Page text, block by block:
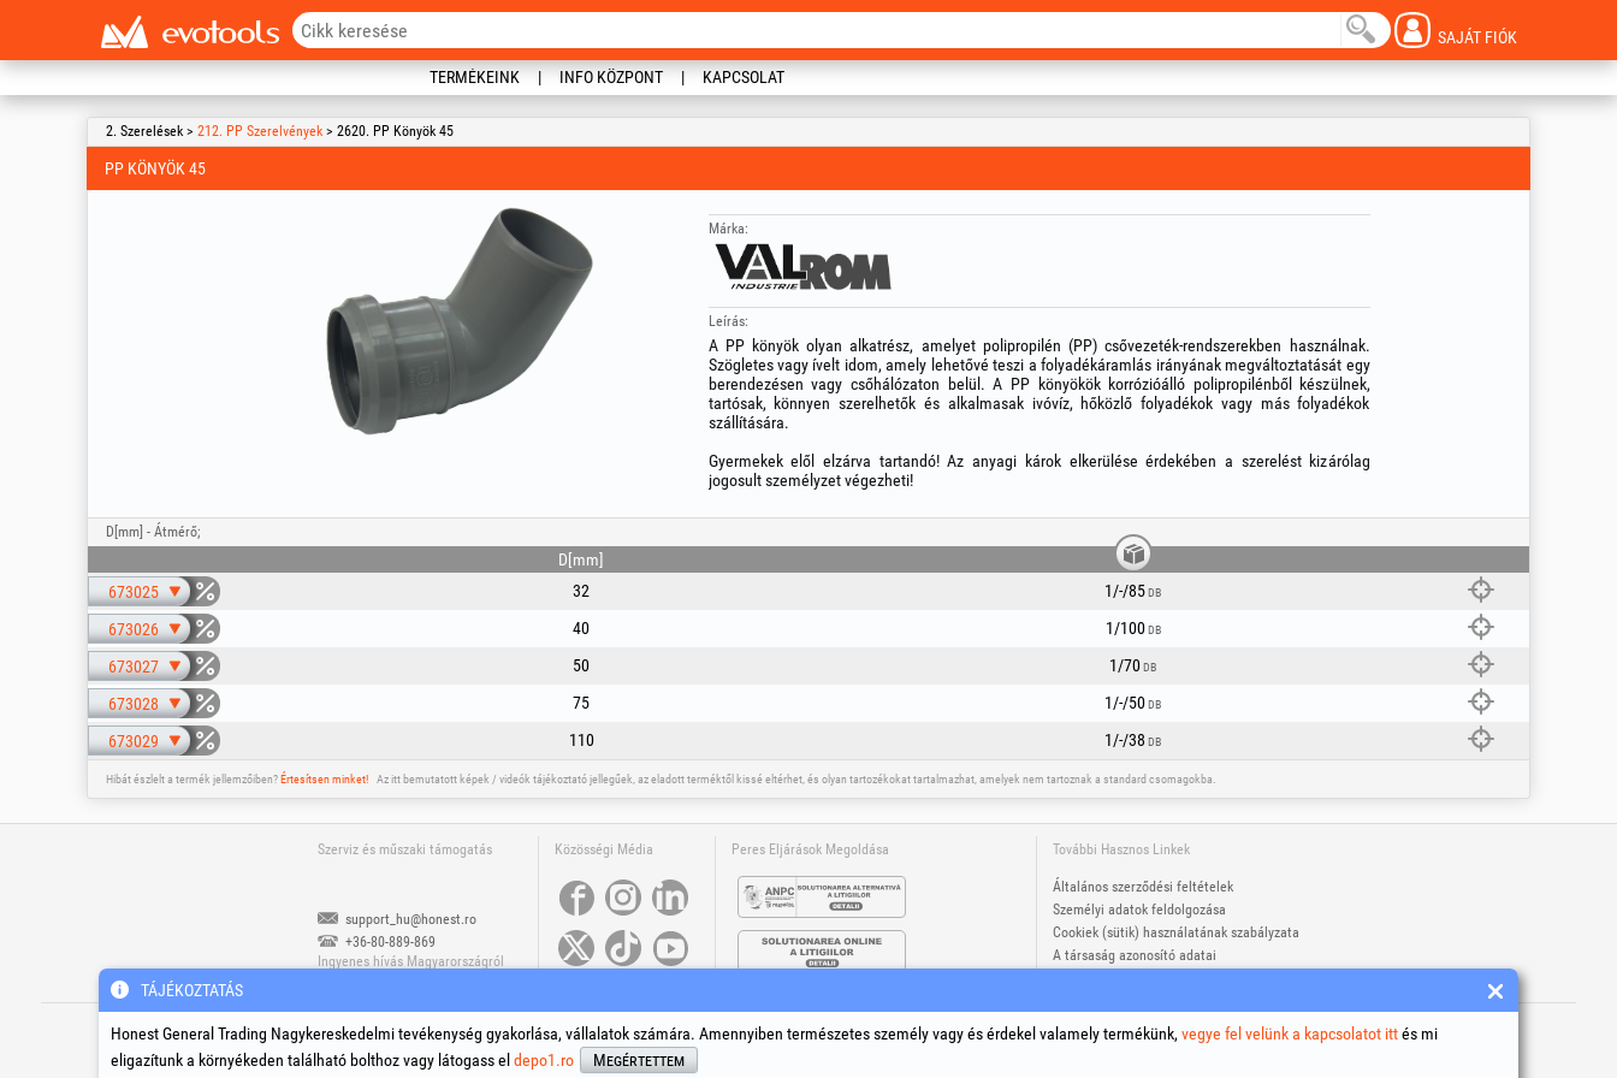
SAJÁT FIÓK
TERMÉKEINK INFO KÖZPONT KAPCSOLAT
2. Szerelések > 212. PP Szerelvények > 2620. PP Könyök 45
PP KÖNYÖK 45
Márka:
Leírás:
A PP könyök olyan alkatrész, amelyet polipropilén (PP) csővezeték-rendszerekben használnak.
Szögletes vagy ívelt idom, amely lehetővé teszi a folyadékáramlás irányának megváltoztatását egy
berendezésen vagy csőhálózaton belül. A PP könyökök korrózióálló polipropilénből készülnek,
tartósak, könnyen szerelhetők és alkalmasak ivóvíz, hőközlő folyadékok vagy más folyadékok
szállítására.
Gyermekek elől elzárva tartandó! Az anyagi károk elkerülése érdekében a szerelést kizárólag
jogosult személyzet végezheti!
D[mm] - Átmérő;
D[mm]
673025
32 1/-/85DB
673026 40 1/100DB
673027 50 1/70DB
673028 75 1/-/50DB
673029 110 1/-/38 DB
Hibát észlelt a termék jellemzőiben?Értesítsen minket! Az itt bemutatott képek / videók tájékoztató jellegűek, az eladott terméktől kissé eltérhet, és olyan tartozékokat tartalmazhat, amelyek nem tartoznak a standard csomagokba.
Szerviz és műszaki támogatás
support_hu@honest.ro
+36-80-889-869
Ingyenes hívás Magyarországról
Közösségi Média Peres Eljárások Megoldása További Hasznos Linkek
Általános szerződési feltételek
Személyi adatok feldolgozása
Cookiek (sütik) használatának szabályzata
A társaság azonosító adatai
HGT®, EvoTools®, EvoSanitary®, EvoTools +Plus®, EvoSanitary +Plus®, EvoSelect®, EPTO®, EPTO Plus®, PowerForProfessionals®és azok logójai bejegyzett védjegyek Honest General Trading SRL.
Copyright 1994-2026Honest General Trading SRL. Minden jog fenntartva. CUI: 6615609, Reg.Com.: J1994025279406
TÁJÉKOZTATÁS
Honest General Trading Nagykereskedelmi tevékenység gyakorlása, vállalatok számára. Amennyiben természetes személy vagy és érdekel valamely termékünk, vegye fel velünk a kapcsolatot ittés mi
eligazítunk a környékeden található bolthoz vagy látogass el depo1.ro Megértettem